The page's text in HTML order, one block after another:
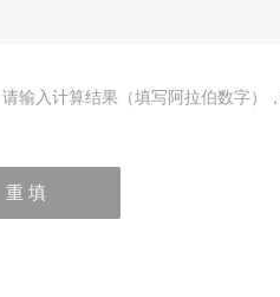
请输入计算结果（填写阿拉伯数字）